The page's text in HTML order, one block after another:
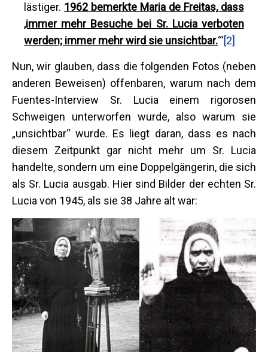
lästiger. 1962 bemerkte Maria de Freitas, dass
‚immer mehr Besuche bei Sr. Lucia verboten
werden; immer mehr wird sie unsichtbar.‘“[2]
Nun, wir glauben, dass die folgenden Fotos (neben
anderen Beweisen) offenbaren, warum nach dem
Fuentes-Interview Sr. Lucia einem rigorosen
Schweigen unterworfen wurde, also warum sie
„unsichtbar“ wurde. Es liegt daran, dass es nach
diesem Zeitpunkt gar nicht mehr um Sr. Lucia
handelte, sondern um eine Doppelgängerin, die sich
als Sr. Lucia ausgab. Hier sind Bilder der echten Sr.
Lucia von 1945, als sie 38 Jahre alt war: